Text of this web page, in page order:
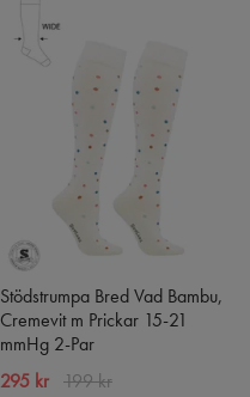
Stödstrumpa Bred Vad Bambu,
Cremevit m Prickar 15-21
mmHg 2-Par
295 kr 199 kr